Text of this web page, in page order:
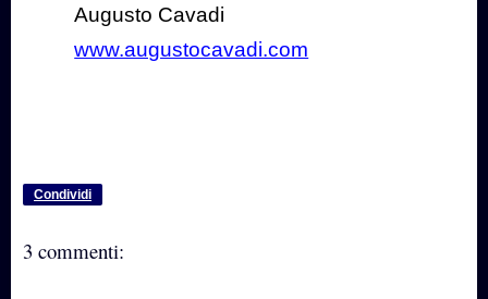
Augusto Cavadi
www.augustocavadi.com
Condividi
3 commenti: